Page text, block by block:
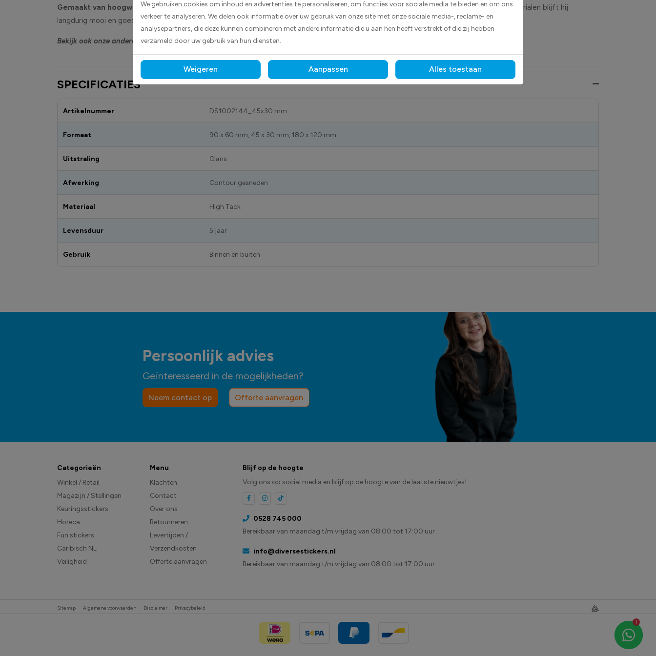
Gemaakt van hoogwaardige high-tack folie, hecht deze sticker betrouwbaar op vrijwel elk oppervlak.Dankzij de duurzame materialen blijft hij
langdurig mooi en goed leesbaar, zowel binnen als buiten bestand tegen licht, vocht en dagelijks gebruik.
Bekijk ook onze andere vlagstickersom jouw locatie overzichtelijk en professioneel te markeren.
SPECIFICATIES
Artikelnummer DS1002144_45x30 mm
Formaat 90 x 60 mm, 45 x 30 mm, 180 x 120 mm
Uitstraling Glans
Afwerking Contour gesneden
Materiaal High Tack
Levensduur 5 jaar
Gebruik Binnen en buiten
1
Persoonlijk advies
Geïnteresseerd in de mogelijkheden?
Neem contact op Offerte aanvragen
Categorieën
Winkel / Retail
Magazijn / Stellingen
Keuringsstickers
Horeca
Fun stickers
Caribisch NL
Veiligheid
Menu
Klachten
Contact
Over ons
Retourneren
Levertijden /
Verzendkosten
Offerte aanvragen
Blijf op de hoogte
Volg ons op social media en blijf op de hoogte van de laatste nieuwtjes!
0528 745 000
Bereikbaar van maandag t/m vrijdag van 08:00 tot 17:00 uur
info@diversestickers.nl
Bereikbaar van maandag t/m vrijdag van 08:00 tot 17:00 uur.
Sitemap Algemene voorwaarden Disclaimer Privacybeleid
We gebruiken cookies om inhoud en advertenties te personaliseren, om functies voor sociale media te bieden en om ons
verkeer te analyseren. We delen ook informatie over uw gebruik van onze site met onze sociale media-, reclame- en
analysepartners, die deze kunnen combineren met andere informatie die u aan hen heeft verstrekt of die zij hebben
verzameld door uw gebruik van hun diensten.
Weigeren Aanpassen Alles toestaan